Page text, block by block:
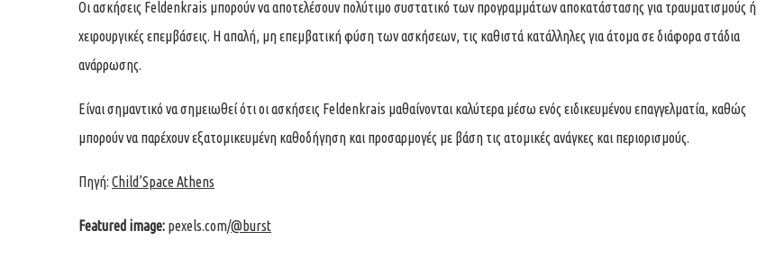
Οι ασκήσεις Feldenkrais μπορούν να αποτελέσουν πολύτιμο συστατικό των προγραμμάτων αποκατάστασης για τραυματισμούς ή
χειρουργικές επεμβάσεις. Η απαλή, μη επεμβατική φύση των ασκήσεων, τις καθιστά κατάλληλες για άτομα σε διάφορα στάδια
ανάρρωσης.
Είναι σημαντικό να σημειωθεί ότι οι ασκήσεις Feldenkrais μαθαίνονται καλύτερα μέσω ενός ειδικευμένου επαγγελματία, καθώς
μπορούν να παρέχουν εξατομικευμένη καθοδήγηση και προσαρμογές με βάση τις ατομικές ανάγκες και περιορισμούς.
Πηγή: Child’Space Athens
Featured image: pexels.com/@burst